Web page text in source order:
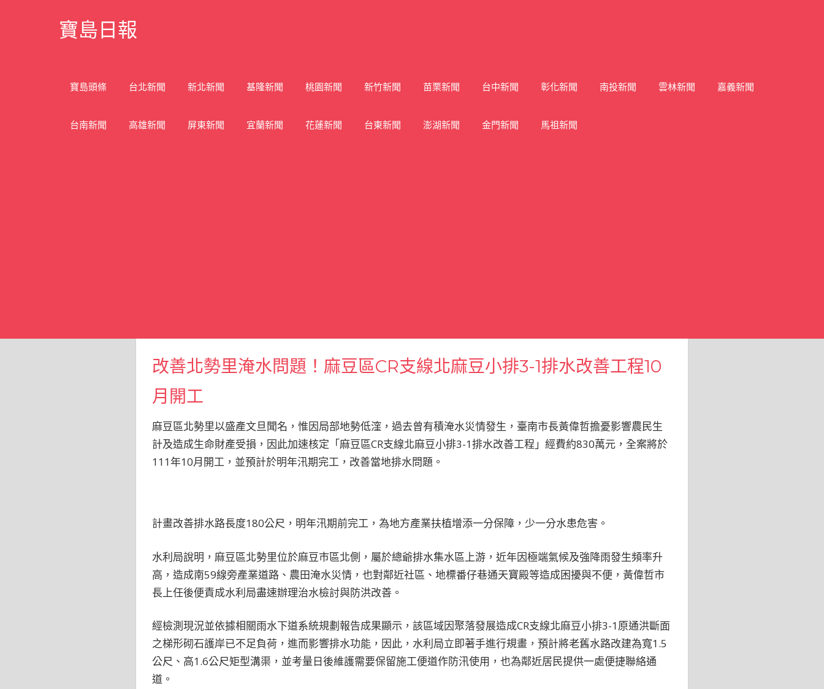
寶島日報
寶島頭條 台北新聞 新北新聞 基隆新聞 桃園新聞 新竹新聞 苗栗新聞 台中新聞 彰化新聞 南投新聞 雲林新聞 嘉義新聞
台南新聞 高雄新聞 屏東新聞 宜蘭新聞 花蓮新聞 台東新聞 澎湖新聞 金門新聞 馬祖新聞
改善北勢里淹水問題！麻豆區CR支線北麻豆小排3-1排水改善工程10
月開工
麻豆區北勢里以盛產文旦聞名，惟因局部地勢低漥，過去曾有積淹水災情發生，臺南市長黃偉哲擔憂影響農民生
計及造成生命財產受損，因此加速核定「麻豆區CR支線北麻豆小排3-1排水改善工程」經費約830萬元，全案將於
111年10月開工，並預計於明年汛期完工，改善當地排水問題。
計畫改善排水路長度180公尺，明年汛期前完工，為地方產業扶植增添一分保障，少一分水患危害。
水利局說明，麻豆區北勢里位於麻豆市區北側，屬於總爺排水集水區上游，近年因極端氣候及強降雨發生頻率升
高，造成南59線旁產業道路、農田淹水災情，也對鄰近社區、地標番仔巷通天寶殿等造成困擾與不便，黃偉哲市
長上任後便責成水利局盡速辦理治水檢討與防洪改善。
經檢測現況並依據相關雨水下道系統規劃報告成果顯示，該區域因聚落發展造成CR支線北麻豆小排3-1原通洪斷面
之梯形砌石護岸已不足負荷，進而影響排水功能，因此，水利局立即著手進行規畫，預計將老舊水路改建為寬1.5
公尺、高1.6公尺矩型溝渠，並考量日後維護需要保留施工便道作防汛使用，也為鄰近居民提供一處便捷聯絡通
道。